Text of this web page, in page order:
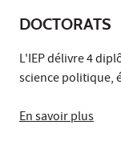
DOCTORATS
L'IEP délivre 4
science politique,
En savoir plus